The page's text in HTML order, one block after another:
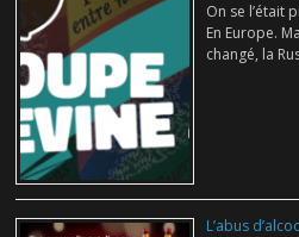
On se l’était
En Europe.
changé, la
L’abus